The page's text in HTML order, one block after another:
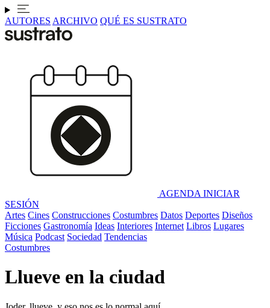
AUTORES ARCHIVO QUÉ ES SUSTRATO
AGENDA INICIAR
SESIÓN
Artes Cines Construcciones Costumbres Datos Deportes Diseños
Ficciones Gastronomía Ideas Interiores Internet Libros Lugares
Música Podcast Sociedad Tendencias
Costumbres
Llueve en la ciudad